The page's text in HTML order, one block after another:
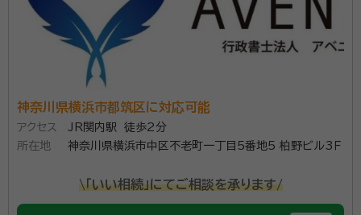
神奈川県横浜市都筑区に対応可能
アクセス
JR関内駅 徒歩2分
所在地
神奈川県横浜市中区不老町一丁目5番地5 柏野ビル3Ｆ
\「いい相続」にてご相談を承ります/